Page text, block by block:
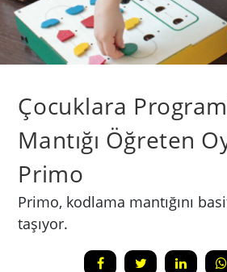
Çocuklara
Mantığı Öğreten
Primo
Primo, kodlama mantığını
taşıyor.